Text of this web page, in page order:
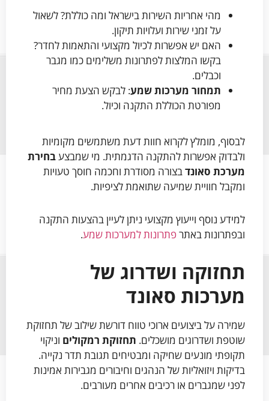
מהי אחריות השירות בישראל ומה כוללת? לשאול
על זמני שירות ועלויות תיקון.
האם יש אפשרות לכיול מקצועי והתאמות לחדר?
בקשו המלצות לפתרונות משלימים כמו מגבר
וכבלים.
תמחור מערכות שמע: לבקש הצעת מחיר
מפורטת הכוללת התקנה וכיול.
לבסוף, מומלץ לקרוא חוות דעת משתמשים מקומיות
ולבדוק אפשרות להתקנה הדגמתית. מי שמבצעבחירת
מערכת סאונדבצורה מסודרת וחכמה חוסך טעויות
ומקבל חוויית שמיעה שתואמת לציפיות.
למידע נוסף וייעוץ מקצועי ניתן לעיין בהצעות התקנה
ובפתרונות באתרפתרונות למערכות שמע.
תחזוקה ושדרוג של
מערכות סאונד
שמירה על ביצועים ארוכי טווח דורשת שילוב של תחזוקת
שוטפת ושדרוגים מושכלים. תחזוקת רמקולים וניקוי
תקופתי מונעים שחיקה ומבטיחים תגובת תדר נקייה.
בדיקות ויזואליות של הנהגים וחיבורים מגבירות אמינות
לפני שמגברים או רכיבים אחרים מעורבים.